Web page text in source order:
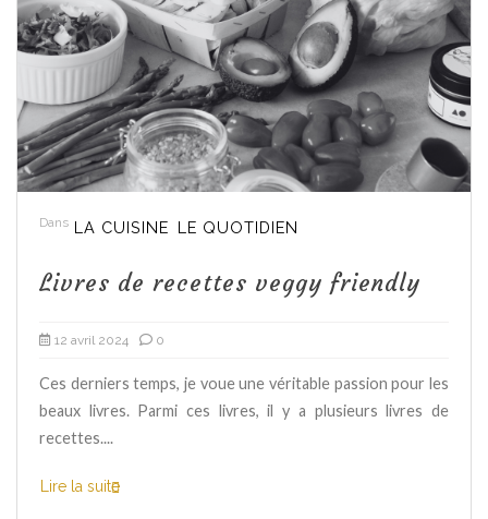
Dans LA CUISINE LE QUOTIDIEN
Livres de recettes veggy friendly
12 avril 2024 0
Ces derniers temps, je voue une véritable passion pour les
beaux livres. Parmi ces livres, il y a plusieurs livres de
recettes....
Lire la suite